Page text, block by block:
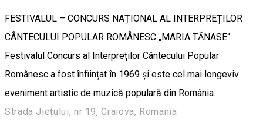
FESTIVALUL – CONCURS NAȚIONAL AL INTERPREȚILOR
CÂNTECULUI POPULAR ROMÂNESC „MARIA TĂNASE“
Festivalul Concurs al Interpreților Cântecului Popular
Românesc a fost înființat în 1969 și este cel mai longeviv
eveniment artistic de muzică populară din România.
Strada Jiețului, nr 19, Craiova, Romania